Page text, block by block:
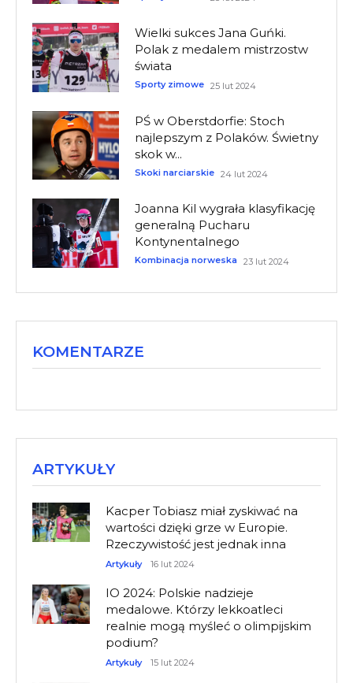
Wielki sukces Jana Guńki.
Polak z medalem mistrzostw
świata
Sporty zimowe 25 lut 2024
PŚ w Oberstdorfie: Stoch
najlepszym z Polaków. Świetny
skok w...
Skoki narciarskie 24 lut 2024
Joanna Kil wygrała klasyfikację
generalną Pucharu
Kontynentalnego
Kombinacja norweska 23 lut 2024
KOMENTARZE
ARTYKUŁY
Kacper Tobiasz miał zyskiwać na
wartości dzięki grze w Europie.
Rzeczywistość jest jednak inna
Artykuły 16 lut 2024
IO 2024: Polskie nadzieje
medalowe. Którzy lekkoatleci
realnie mogą myśleć o olimpijskim
podium?
Artykuły 15 lut 2024